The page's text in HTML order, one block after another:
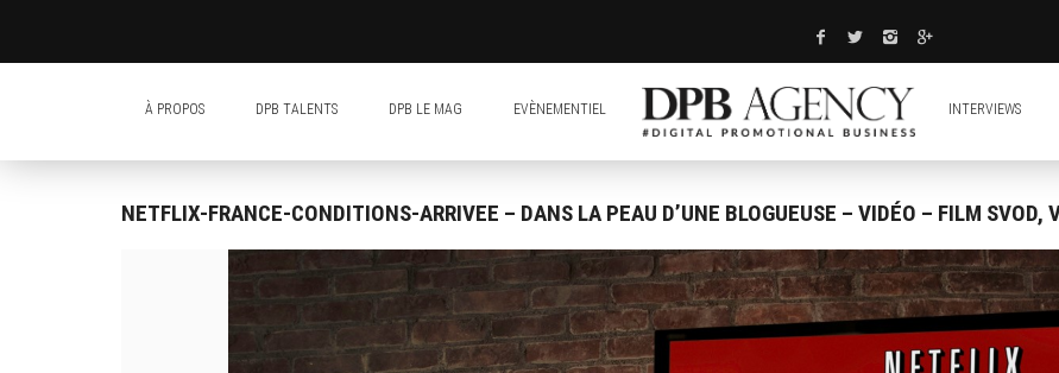
À PROPOS DPB TALENTS DPB LE MAG EVÈNEMENTIEL INTERVIEWS
NETFLIX-FRANCE-CONDITIONS-ARRIVEE – DANS LA PEAU D’UNE BLOGUEUSE – VIDÉO – FILM SVOD,